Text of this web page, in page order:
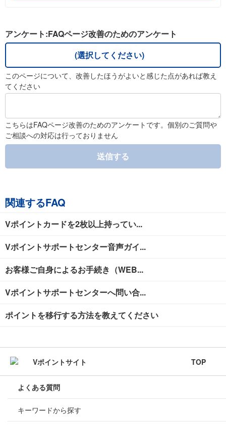
アンケート:FAQページ改善のためのアンケート
(選択してください)
このページについて、改善したほうがよいと感じた点があれば教え
てください
こちらはFAQページ改善のためのアンケートです。個別のご質問や
ご相談への対応は行っておりません
送信する
関連するFAQ
Vポイントカードを2枚以上持ってい...
Vポイントサポートセンター音声ガイ...
お客様ご自身によるお手続き（WEB...
Vポイントサポートセンターへ問い合...
ポイントを移行する方法を教えてください
TOP
よくある質問
キーワードから探す